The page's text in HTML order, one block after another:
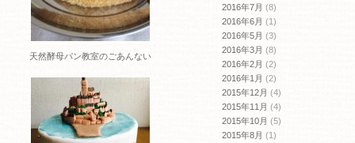
天然酵母パン教室のごあんない
2016年7月 (8)
2016年6月 (1)
2016年5月 (3)
2016年3月 (8)
2016年2月 (2)
2016年1月 (2)
2015年12月 (4)
2015年11月 (4)
2015年10月 (5)
2015年8月 (1)